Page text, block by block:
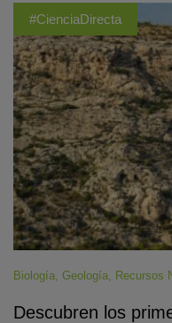
#CienciaDirecta
Biología, Geología, Recursos
Descubren los